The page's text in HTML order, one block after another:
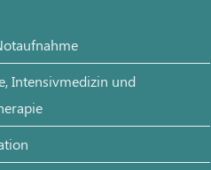
Intensivmedizin und